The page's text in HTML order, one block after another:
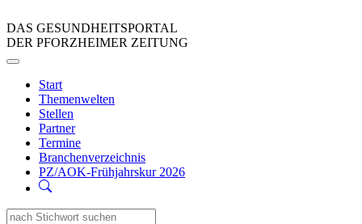
DAS GESUNDHEITSPORTAL
DER PFORZHEIMER ZEITUNG
Start
Themenwelten
Stellen
Partner
Termine
Branchenverzeichnis
PZ/AOK-Frühjahrskur 2026